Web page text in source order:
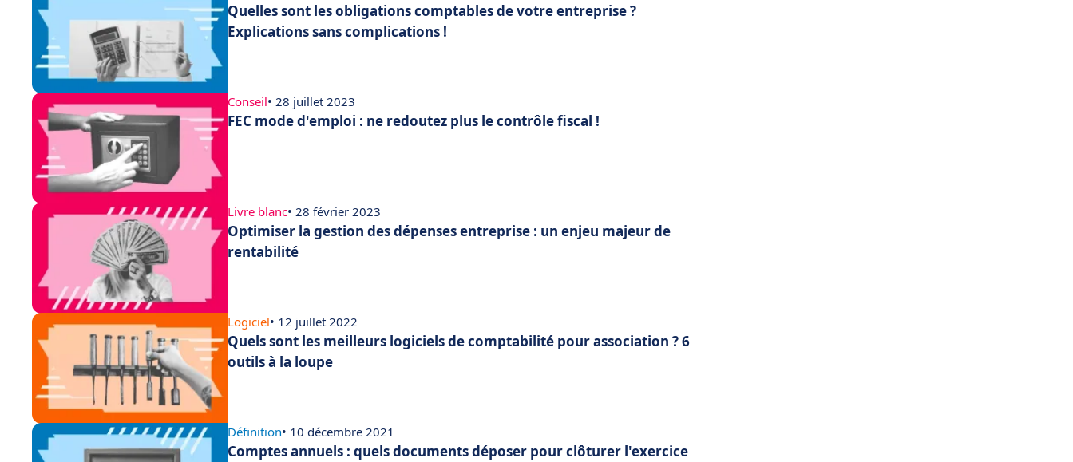
Quelles sont les obligations comptables de votre entreprise ?
Explications sans complications !
Conseil• 28 juillet 2023
FEC mode d'emploi : ne redoutez plus le contrôle fiscal !
Livre blanc• 28 février 2023
Optimiser la gestion des dépenses entreprise : un enjeu majeur de
rentabilité
Logiciel• 12 juillet 2022
Quels sont les meilleurs logiciels de comptabilité pour association ? 6
outils à la loupe
Définition• 10 décembre 2021
Comptes annuels : quels documents déposer pour clôturer l'exercice